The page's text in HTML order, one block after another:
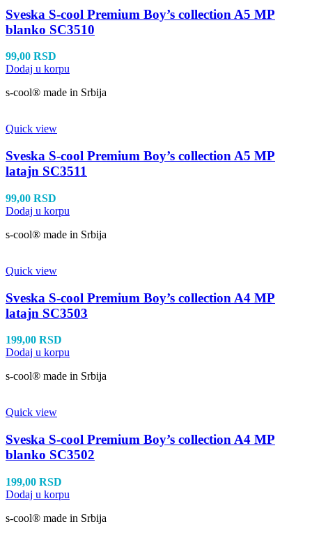
Sveska S-cool Premium Boy’s collection A5 MP
blanko SC3510
99,00 RSD
Dodaj u korpu
s-cool® made in Srbija
Quick view
Sveska S-cool Premium Boy’s collection A5 MP
latajn SC3511
99,00 RSD
Dodaj u korpu
s-cool® made in Srbija
Quick view
Sveska S-cool Premium Boy’s collection A4 MP
latajn SC3503
199,00 RSD
Dodaj u korpu
s-cool® made in Srbija
Quick view
Sveska S-cool Premium Boy’s collection A4 MP
blanko SC3502
199,00 RSD
Dodaj u korpu
s-cool® made in Srbija